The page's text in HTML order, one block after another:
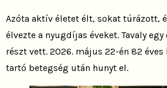
Azóta aktív életet élt, sokat túrázott,
élvezte a nyugdíjas éveket. Tavaly
részt vett. 2026. május 22-én 82 éves
tartó betegség után hunyt el.